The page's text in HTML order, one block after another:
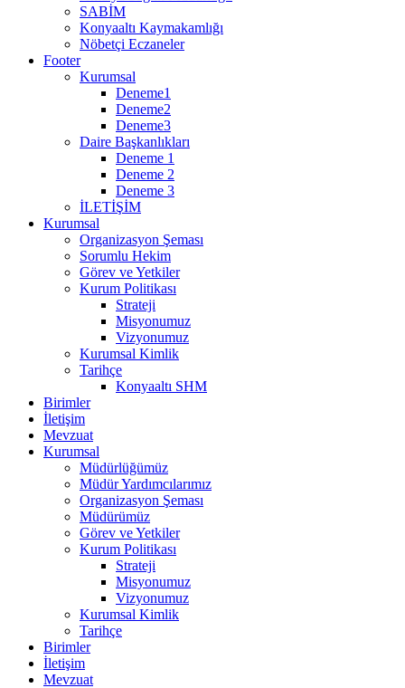
SABİM
Konyaaltı Kaymakamlığı
Nöbetçi Eczaneler
Footer
Kurumsal
Deneme1
Deneme2
Deneme3
Daire Başkanlıkları
Deneme 1
Deneme 2
Deneme 3
İLETİŞİM
Kurumsal
Organizasyon Şeması
Sorumlu Hekim
Görev ve Yetkiler
Kurum Politikası
Strateji
Misyonumuz
Vizyonumuz
Kurumsal Kimlik
Tarihçe
Konyaaltı SHM
Birimler
İletişim
Mevzuat
Kurumsal
Müdürlüğümüz
Müdür Yardımcılarımız
Organizasyon Şeması
Müdürümüz
Görev ve Yetkiler
Kurum Politikası
Strateji
Misyonumuz
Vizyonumuz
Kurumsal Kimlik
Tarihçe
Birimler
İletişim
Mevzuat